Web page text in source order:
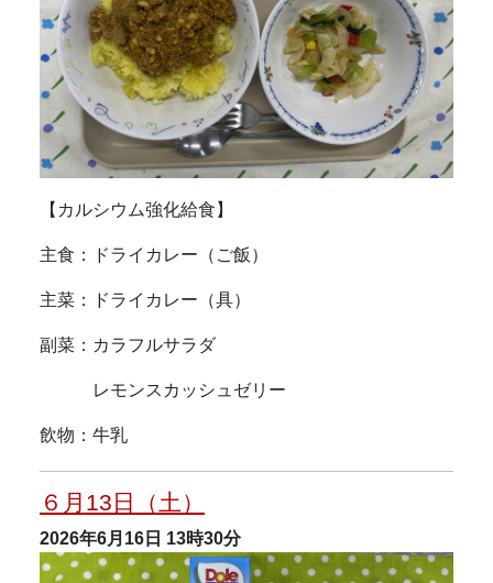
【カルシウム強化給食】
主食：ドライカレー（ご飯）
主菜：ドライカレー（具）
副菜：カラフルサラダ
レモンスカッシュゼリー
飲物：牛乳
６月13日（土）
2026年6月16日 13時30分